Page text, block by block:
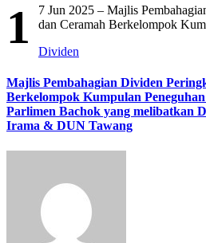
1
7 Jun 2025 – Majlis
dan Ceramah Berkelompok
Dividen
Majlis Pembahagian Dividen
Berkelompok Kumpulan
Parlimen Bachok yang melibatkan
Irama & DUN Tawang